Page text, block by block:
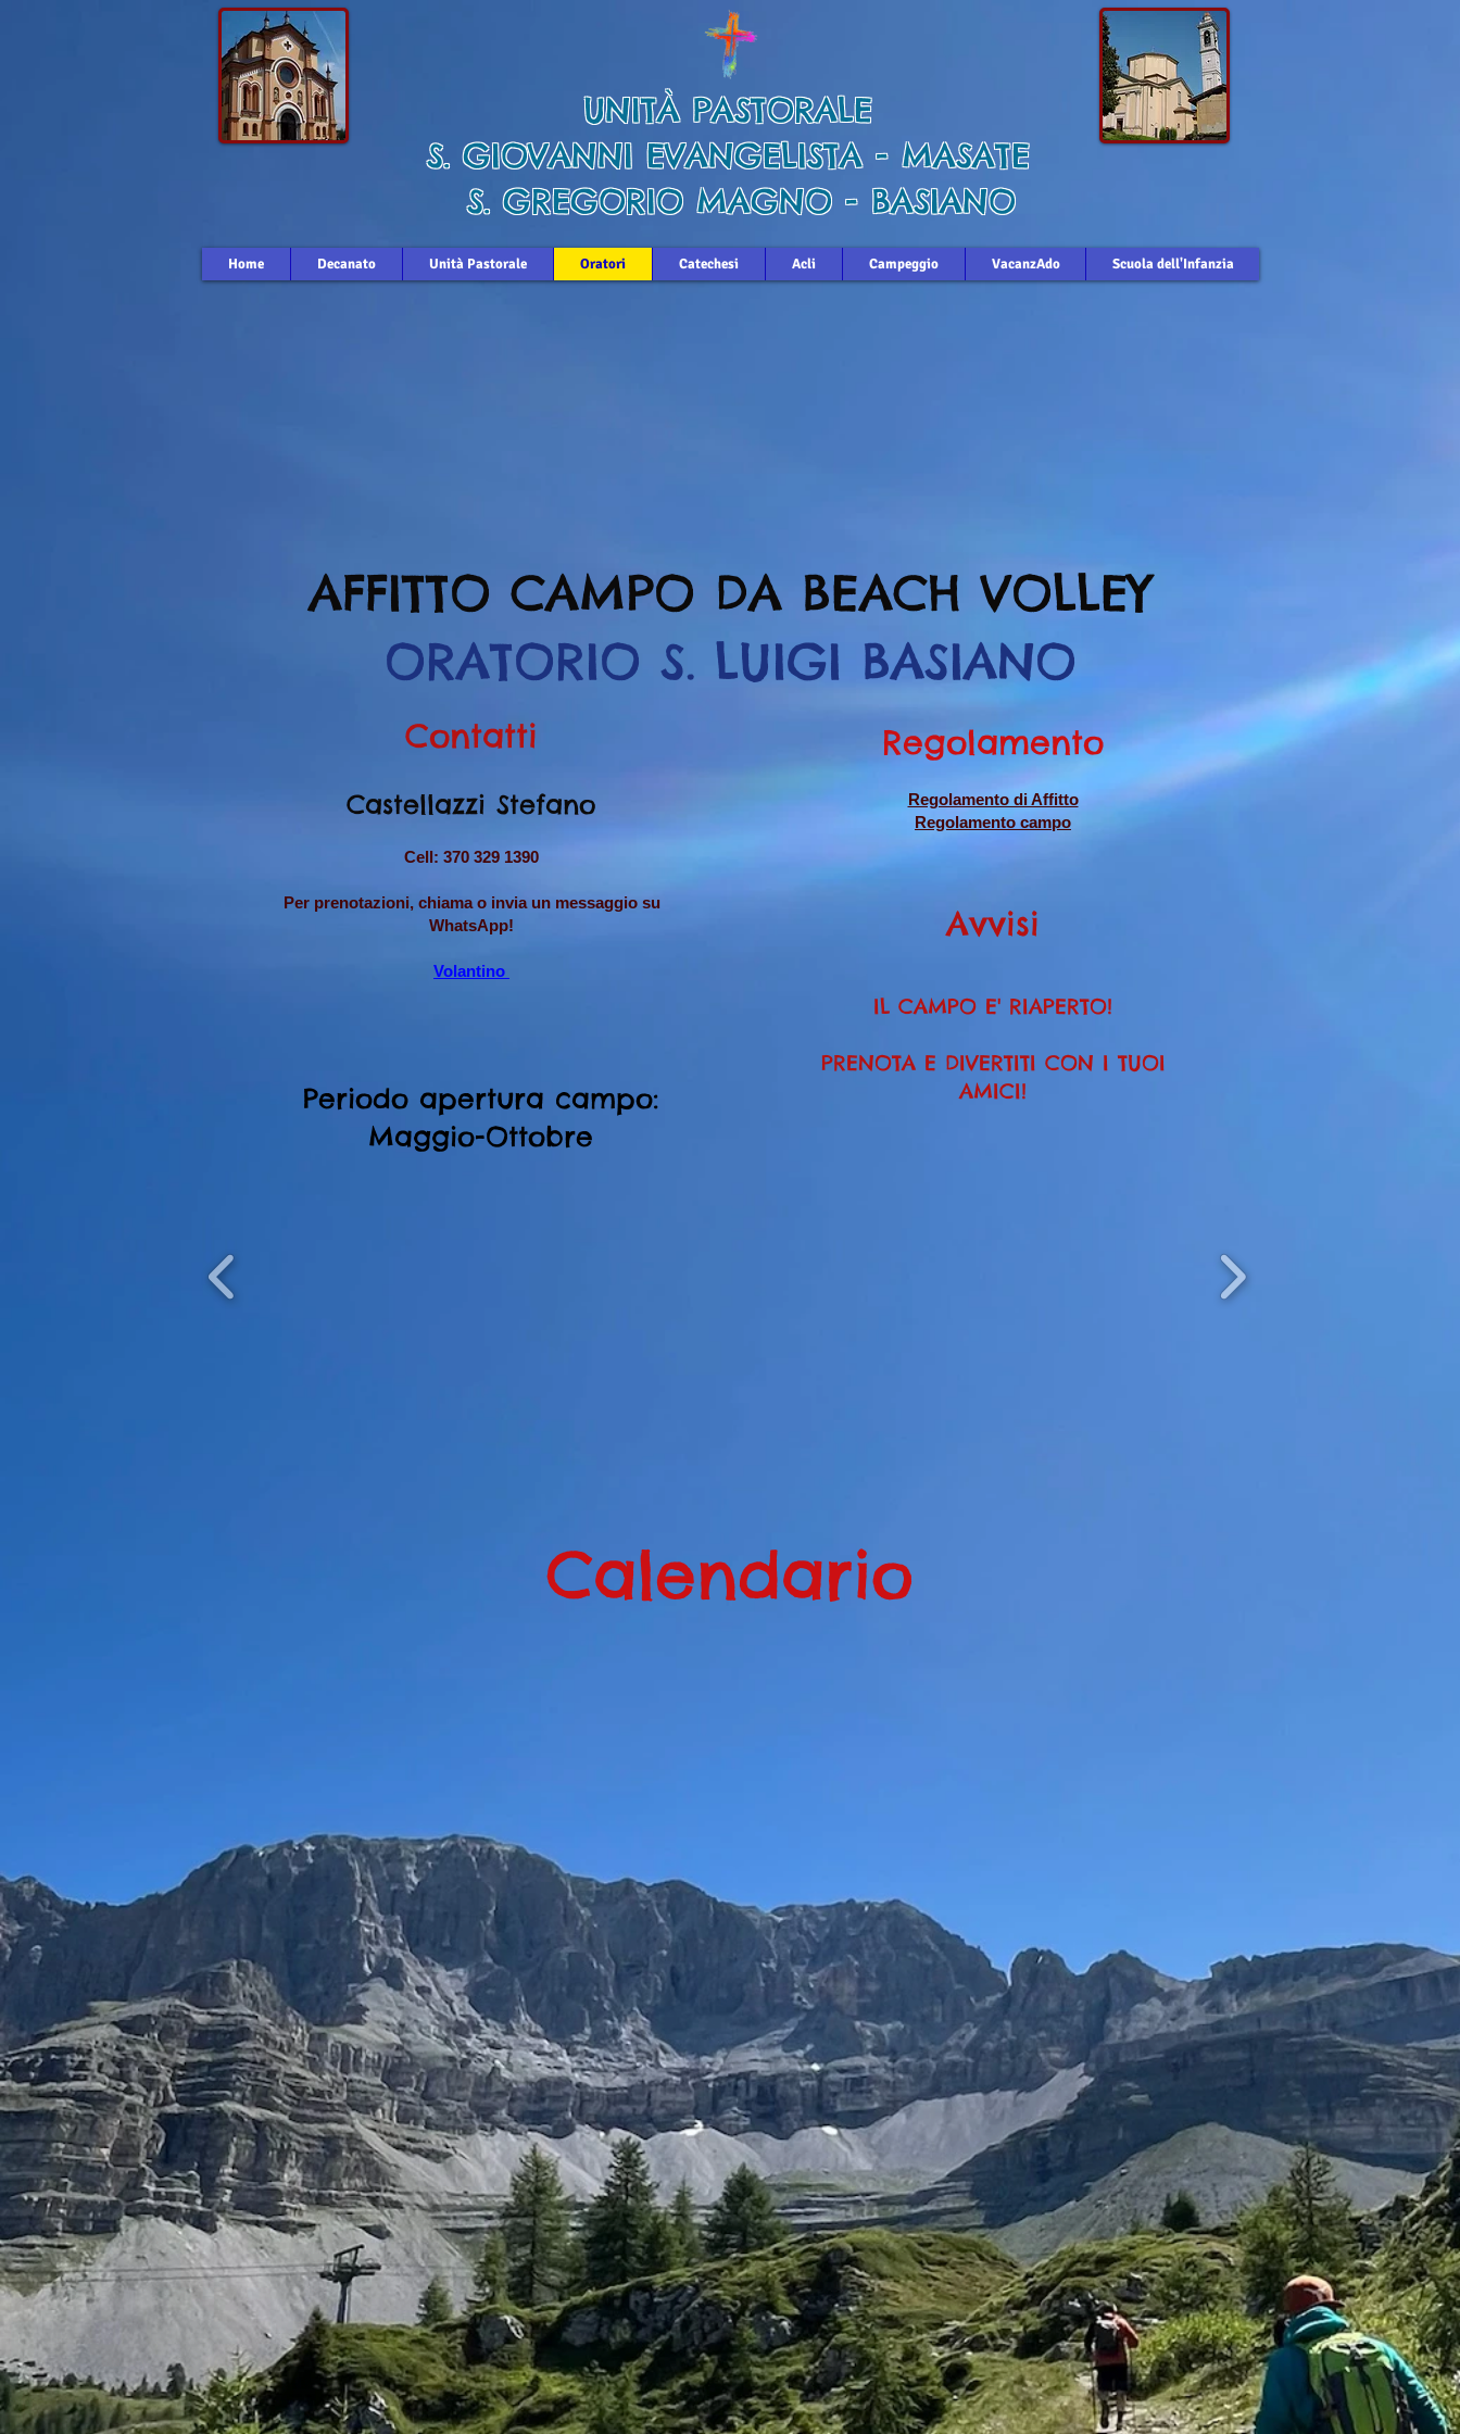
UNITÀ PASTORALE
S. GIOVANNI EVANGELISTA - MASATE
S. GREGORIO MAGNO - BASIANO
Home Decanato Unità Pastorale Oratori Catechesi Acli Campeggio VacanzAdo Scuola dell'Infanzia
AFFITTO CAMPO DA BEACH VOLLEY
ORATORIO S. LUIGI BASIANO
Contatti
Castellazzi Stefano
Cell: 370 329 1390
Per prenotazioni, chiama o invia un messaggio su
WhatsApp!
Volantino
Periodo apertura campo:
Maggio-Ottobre
Regolamento
Regolamento di Affitto
Regolamento campo
Avvisi
IL CAMPO E' RIAPERTO!
PRENOTA E DIVERTITI CON I TUOI
AMICI!
Calendario